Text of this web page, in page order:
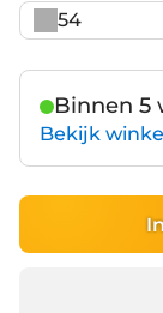
54
Binnen 5
Bekijk